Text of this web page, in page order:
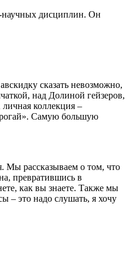
научных дисциплин. Он
сказать невозможно,
над Долиной гейзеров,
коллекция –
Самую большую
Мы рассказываем о том, что
превратившись в
как вы знаете. Также мы
– это надо слушать, я хочу